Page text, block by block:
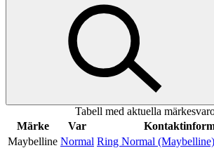
Mat och dryck
Evenemang
Erbjudanden
Inspiration
Tabell med aktuella
Märke
Var
Maybelline Normal Ring Normal